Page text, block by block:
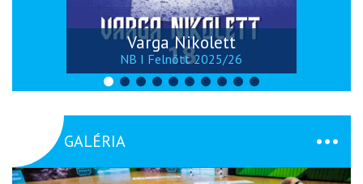
Varga Nikolett
NB I Felnőtt 2025/26
GALÉRIA